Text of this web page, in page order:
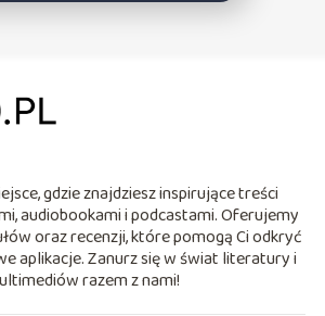
gdzie znajdziesz inspirujące treści
audiobookami i podcastami. Oferujemy
oraz recenzji, które pomogą Ci odkryć
aplikacje. Zanurz się w świat literatury i
razem z nami!